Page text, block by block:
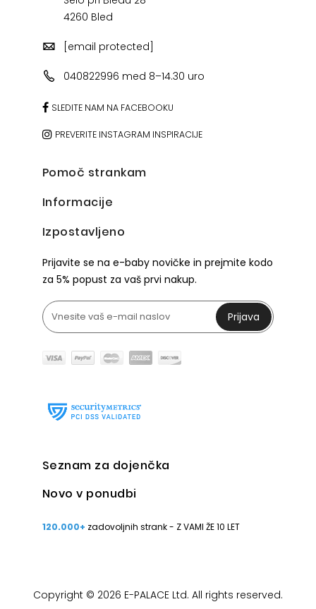
4260 Bled
[email protected]
040822996 med 8–14.30 uro
SLEDITE NAM NA FACEBOOKU
PREVERITE INSTAGRAM INSPIRACIJE
Pomoč strankam
Informacije
Izpostavljeno
Prijavite se na e-baby novičke in prejmite kodo
za 5% popust za vaš prvi nakup.
Prijava
Seznam za dojenčka
Novo v ponudbi
120.000+ zadovoljnih strank - Z VAMI ŽE 10 LET
Copyright © 2026 E-PALACE Ltd. All rights reserved.